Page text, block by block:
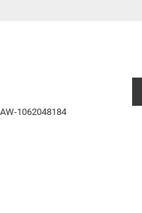
AW-1062048184